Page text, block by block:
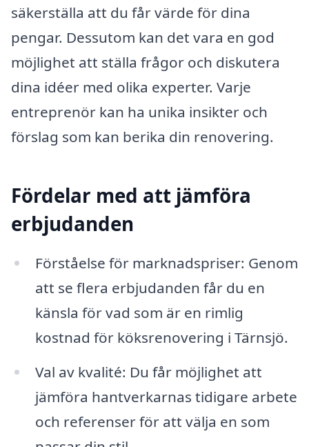
säkerställa att du får värde för dina
pengar. Dessutom kan det vara en god
möjlighet att ställa frågor och diskutera
dina idéer med olika experter. Varje
entreprenör kan ha unika insikter och
förslag som kan berika din renovering.
Fördelar med att jämföra
erbjudanden
Förståelse för marknadspriser: Genom
att se flera erbjudanden får du en
känsla för vad som är en rimlig
kostnad för köksrenovering i Tärnsjö.
Val av kvalité: Du får möjlighet att
jämföra hantverkarnas tidigare arbete
och referenser för att välja en som